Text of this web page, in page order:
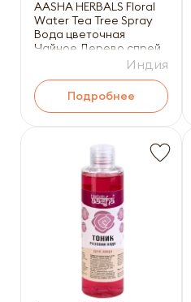
AASHA HERBALS Floral
Water Tea Tree Spray
Вода цветочная
Чайное Дерево спрей
Индия
Подробнее